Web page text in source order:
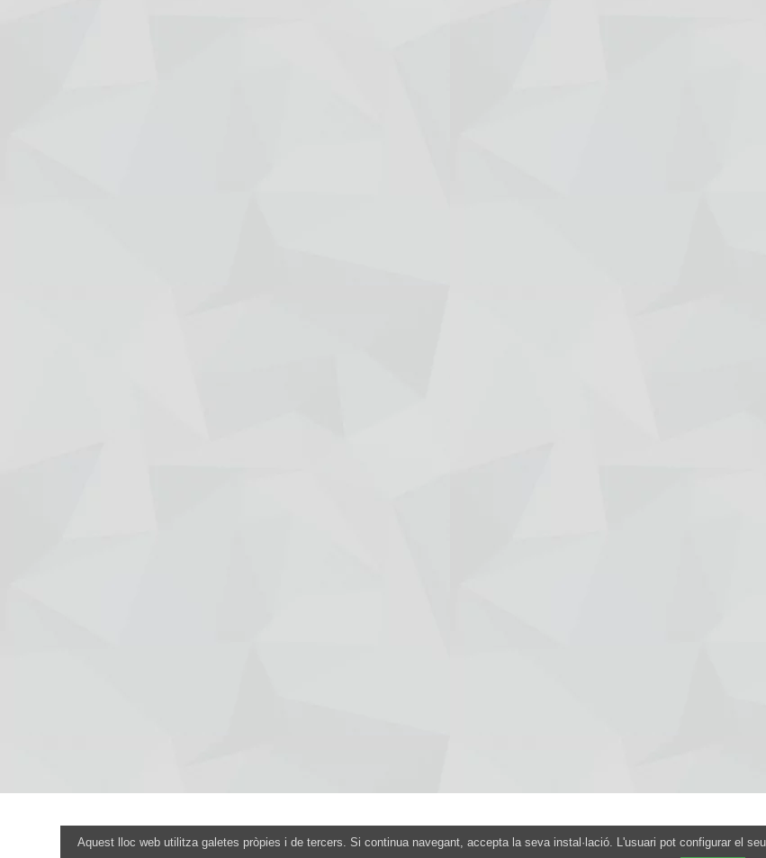
Avís legal
Entra
Jazz Obert © 2026
Aquest lloc web utilitza galetes pròpies i de tercers. Si continua navegant, accepta la seva instal·lació. L'usuari pot configurar el